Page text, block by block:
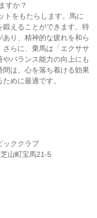
すか？
トをもたらします。馬に
鍛えることができます。特
り、精神的な疲れを和ら
らに、乗馬は「エクササ
バランス能力の向上にも
は、心を落ち着ける効果
めに最適です。
ッククラブ
山町宝馬21-5